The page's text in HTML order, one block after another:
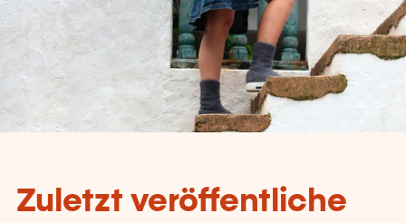
Zuletzt veröffentliche